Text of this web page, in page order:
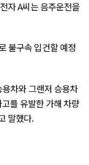
자 A씨는 음주운전을
불구속 입건할 예정
차와 그랜저 승용차
를 유발한 가해 차량
말했다.